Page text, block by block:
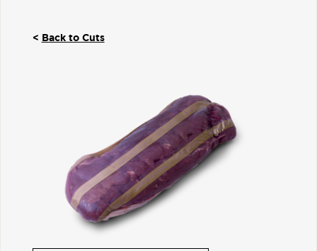
< Back to Cuts